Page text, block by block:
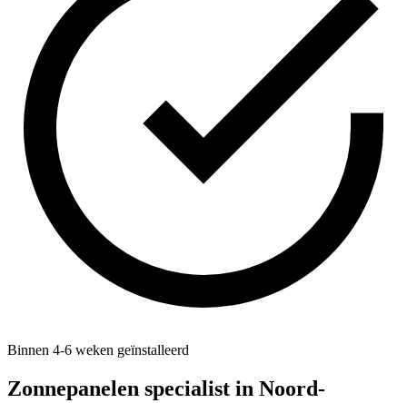
Binnen 4-6 weken geïnstalleerd
Zonnepanelen specialist in Noord-